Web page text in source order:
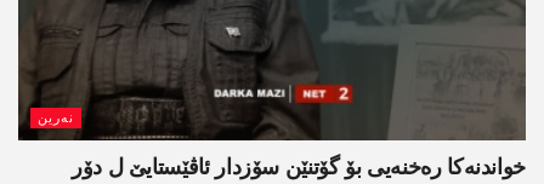
نەرین
خواندنه‌كا رەخنەیی بۆ گۆتنێن سۆزدار ئاڤێستایێ ل دۆر